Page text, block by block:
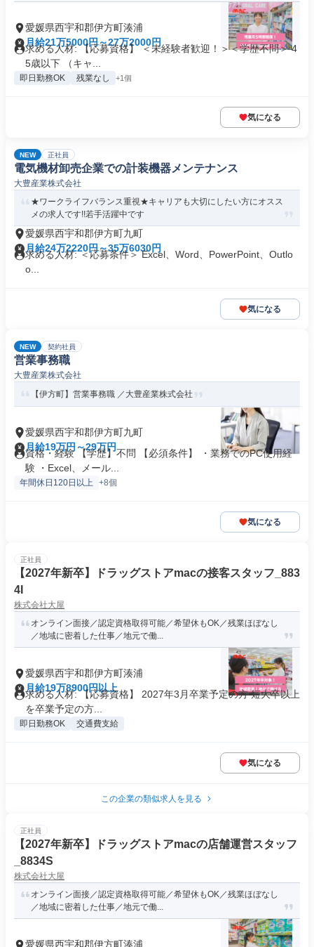
愛媛県西宇和郡伊方町湊浦
月給21万5000円～27万2000円
求める人材: 【応募資格】 ＜未経験者歓迎！＞＜学歴不問＞ 4
5歳以下 （キャ...
即日勤務OK 残業なし +1個
気になる
NEW 正社員
電気機材卸売企業での計装機器メンテナンス
大豊産業株式会社
★ワークライフバランス重視★キャリアも大切にしたい方にオスス
メの求人です!!若手活躍中です
愛媛県西宇和郡伊方町九町
月給24万2220円～35万6030円
求める人材: ＜応募条件＞ Excel、Word、PowerPoint、Outlo
o...
気になる
NEW 契約社員
営業事務職
大豊産業株式会社
【伊方町】営業事務職 ／大豊産業株式会社
愛媛県西宇和郡伊方町九町
月給19万円～29万円
資格・経験 【学歴】不問 【必須条件】 ・業務でのPC使用経
験 ・Excel、メール...
年間休日120日以上 +8個
気になる
正社員
【2027年新卒】ドラッグストアmacの接客スタッフ_883
4I
株式会社大屋
オンライン面接／認定資格取得可能／希望休もOK／残業ほぼなし
／地域に密着した仕事／地元で働...
愛媛県西宇和郡伊方町湊浦
月給19万8900円以上
求める人材: 【応募資格】 2027年3月卒業予定の方 短大卒以上
を卒業予定の方...
即日勤務OK 交通費支給
気になる
この企業の類似求人を見る
正社員
【2027年新卒】ドラッグストアmacの店舗運営スタッフ
_8834S
株式会社大屋
オンライン面接／認定資格取得可能／希望休もOK／残業ほぼなし
／地域に密着した仕事／地元で働...
愛媛県西宇和郡伊方町湊浦